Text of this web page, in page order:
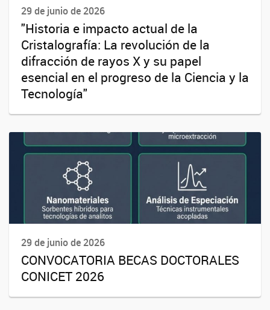
29 de junio de 2026
"Historia e impacto actual de la
Cristalografía: La revolución de la
difracción de rayos X y su papel
esencial en el progreso de la Ciencia y la
Tecnología"
29 de junio de 2026
CONVOCATORIA BECAS DOCTORALES
CONICET 2026